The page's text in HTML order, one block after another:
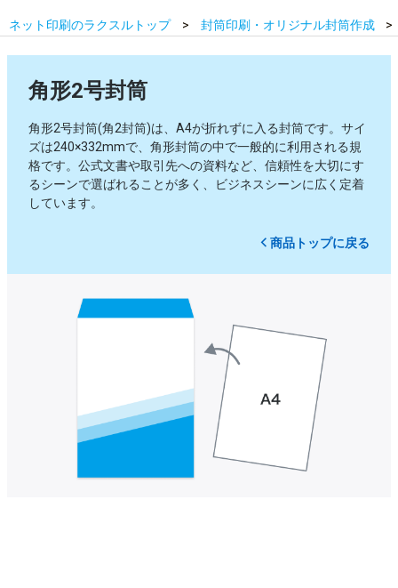
ネット印刷のラクスルトップ 封筒印刷・オリジナル封筒作成
角形2号封筒
商品トップに戻る
角形2号封筒(角2封筒)は、A4が折れずに入る封筒です。サイ
ズは240×332mmで、角形封筒の中で一般的に利用される規
格です。公式文書や取引先への資料など、信頼性を大切にす
るシーンで選ばれることが多く、ビジネスシーンに広く定着
しています。